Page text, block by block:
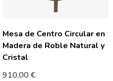
Mesa de Centro Circular en
Madera de Roble Natural y
Cristal
910,00€